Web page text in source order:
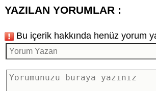
YAZILAN YORUMLAR :
Bu içerik hakkında henüz yorum